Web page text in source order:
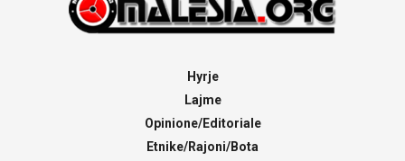
Hyrje
Lajme
Opinione/Editoriale
Etnike/Rajoni/Bota